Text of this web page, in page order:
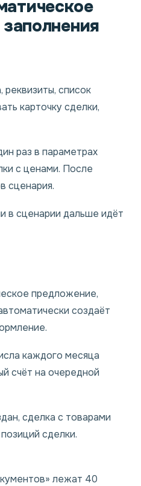
список
карточку сделки,
раз в параметрах
с ценами. После
сценария.
в сценарии дальше идёт
предложение,
создаёт
каждого месяца
счёт на очередной
сделка с товарами
сделки.
лежат 40